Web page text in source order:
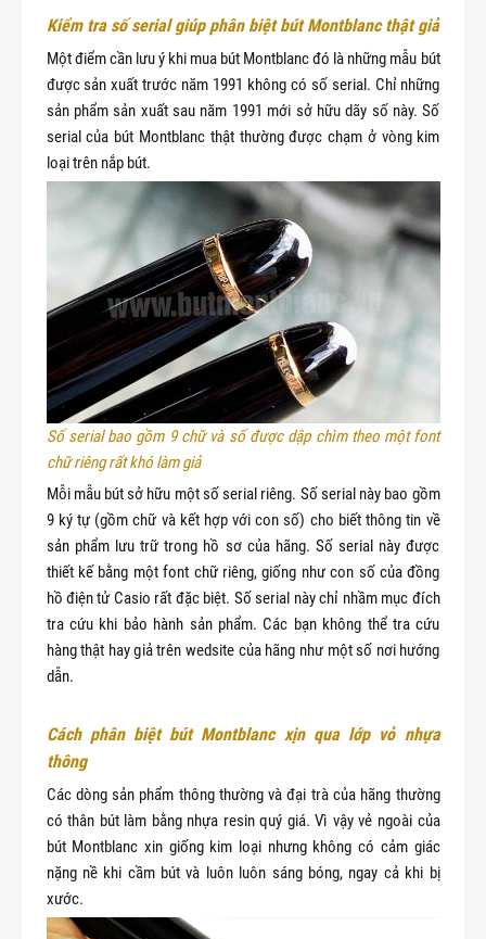
Kiểm tra số serial giúp phân biệt bút Montblanc thật giả
Một điểm cần lưu ý khi mua bút Montblanc đó là những mẫu bút
được sản xuất trước năm 1991 không có số serial. Chỉ những
sản phẩm sản xuất sau năm 1991 mới sở hữu dãy số này. Số
serial của bút Montblanc thật thường được chạm ở vòng kim
loại trên nắp bút.
Số serial bao gồm 9 chữ và số được dập chìm theo một font
chữ riêng rất khó làm giả
Mỗi mẫu bút sở hữu một số serial riêng. Số serial này bao gồm
9 ký tự (gồm chữ và kết hợp với con số) cho biết thông tin về
sản phẩm lưu trữ trong hồ sơ của hãng. Số serial này được
thiết kế bằng một font chữ riêng, giống như con số của đồng
hồ điện tử Casio rất đặc biệt. Số serial này chỉ nhầm mục đích
tra cứu khi bảo hành sản phẩm. Các bạn không thể tra cứu
hàng thật hay giả trên wedsite của hãng như một số nơi hướng
dẫn.
Cách phân biệt bút Montblanc xịn qua lớp vỏ nhựa
thông
Các dòng sản phẩm thông thường và đại trà của hãng thường
có thân bút làm bằng nhựa resin quý giá. Vì vậy vẻ ngoài của
bút Montblanc xin giống kim loại nhưng không có cảm giác
nặng nề khi cầm bút và luôn luôn sáng bóng, ngay cả khi bị
xước.